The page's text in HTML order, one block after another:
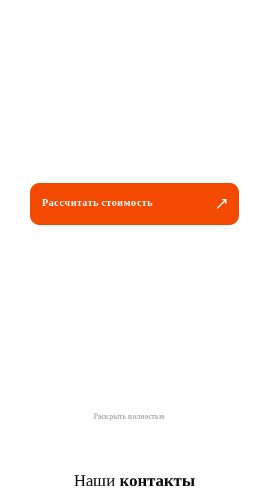
Рассчитать стоимость
Раскрыть полностью
Наши контакты